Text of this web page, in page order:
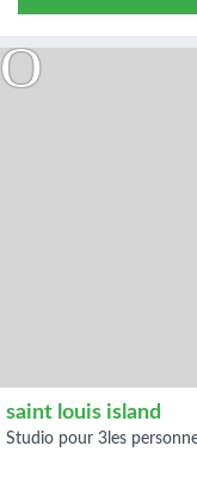
saint louis island
studio pour 3les